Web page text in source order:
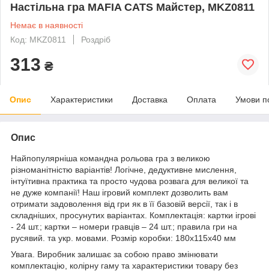
Настільна гра MAFIA CATS Майстер, MKZ0811
Немає в наявності
Код: MKZ0811
Роздріб
313 ₴
Опис Характеристики Доставка Оплата Умови
Опис
Найпопулярніша командна рольова гра з великою
різноманітністю варіантів! Логічне, дедуктивне мислення,
інтуїтивна практика та просто чудова розвага для великої та
не дуже компанії! Наш ігровий комплект дозволить вам
отримати задоволення від гри як в її базовій версії, так і в
складніших, просунутих варіантах. Комплектація: картки ігрові
- 24 шт.; картки – номери гравців – 24 шт.; правила гри на
русявий. та укр. мовами. Розмір коробки: 180х115х40 мм
Увага. Виробник залишає за собою право змінювати
комплектацію, колірну гаму та характеристики товару без